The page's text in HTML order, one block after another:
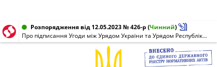
Розпорядження від 12.05.2023 № 426-р (Чинний)
Про підписання Угоди між Урядом України та Урядом Республіки Корея стосовно кредитів від Фонду економічного розвитку і співробітництва